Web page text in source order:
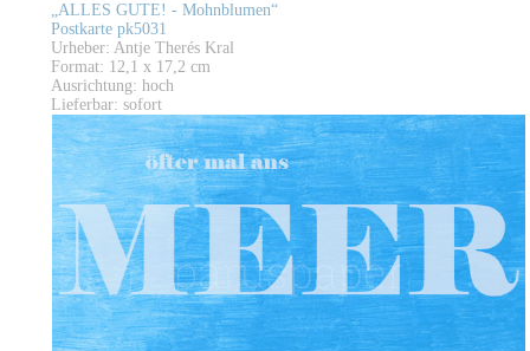
„ALLES GUTE! - Mohnblumen“
Postkarte pk5031
Urheber: Antje Therés Kral
Format: 12,1 x 17,2 cm
Ausrichtung: hoch
Lieferbar: sofort